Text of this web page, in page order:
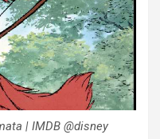
| IMDB @disney